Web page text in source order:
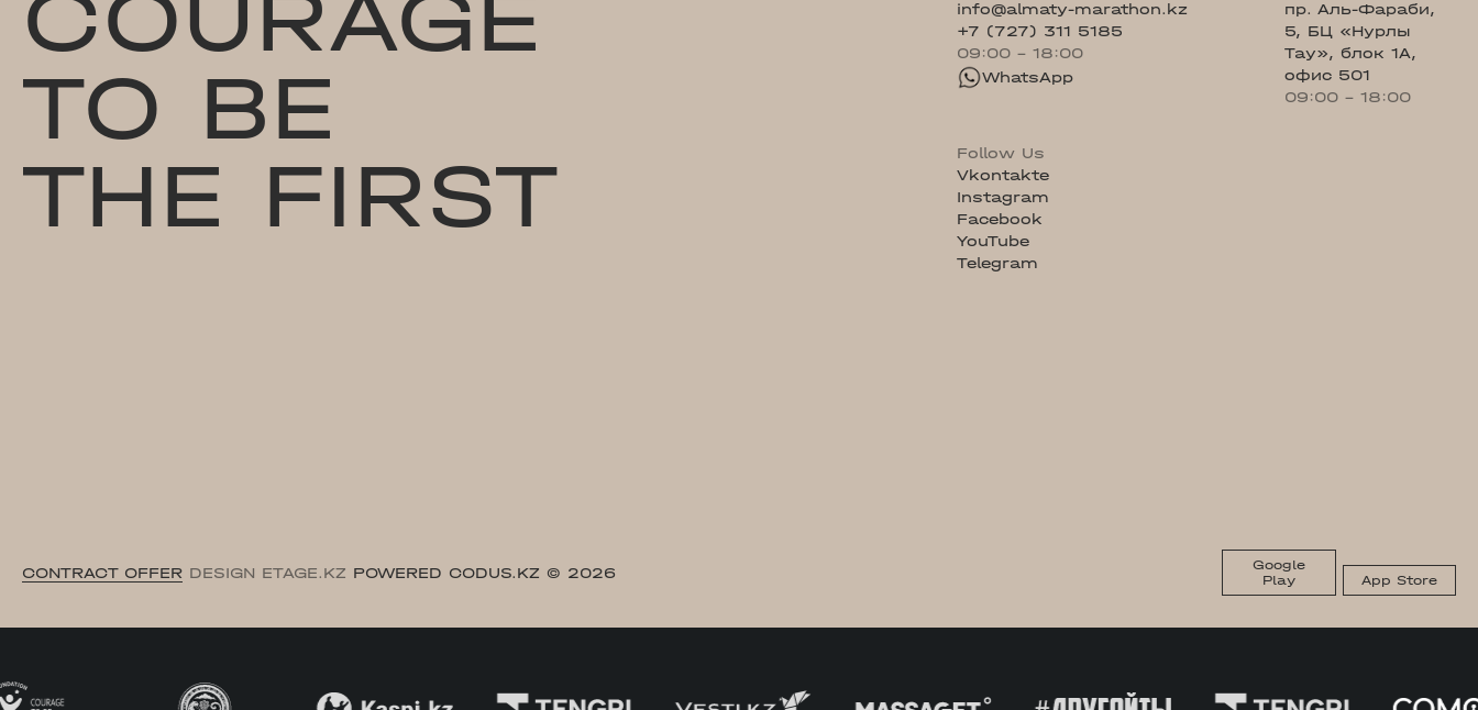
TO BE
THE FIRST
info@almaty-marathon.kz
+7 (727) 311 5185
09:00 - 18:00
WhatsApp
пр. Аль-Фараби,
5, БЦ «Нурлы
Тау», блок 1А,
офис 501
09:00 - 18:00
Follow Us
Vkontakte
Instagram
Facebook
YouTube
Telegram
CONTRACT OFFER DESIGN ETAGE.KZ POWERED CODUS.KZ © 2026
Google
Play
App Store